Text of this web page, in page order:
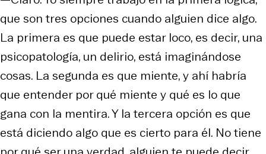
que son tres opciones cuando alguien dice algo.
La primera es que puede estar loco, es decir, una
psicopatología, un delirio, está imaginándose
cosas. La segunda es que miente, y ahí habría
que entender por qué miente y qué es lo que
gana con la mentira. Y la tercera opción es que
está diciendo algo que es cierto para él. No tiene